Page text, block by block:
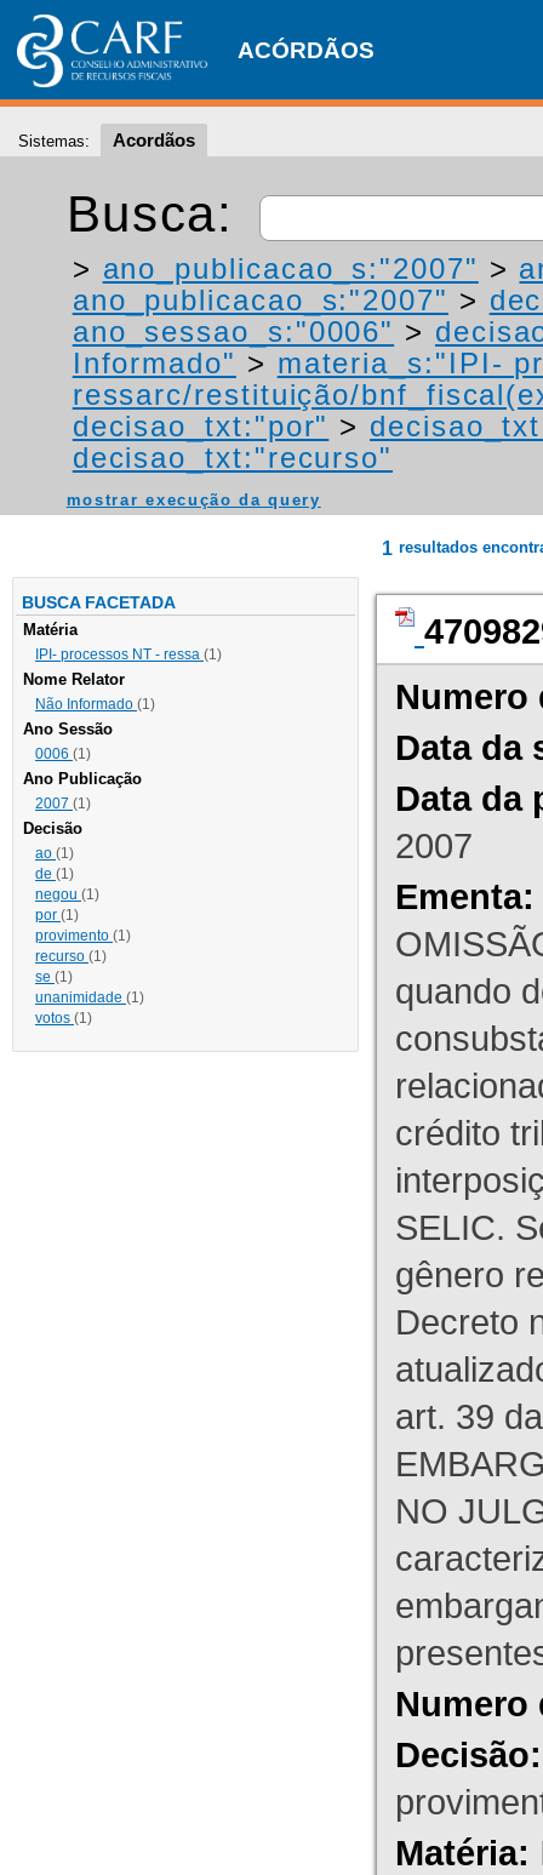
ACÓRDÃOS
Sistemas: Acordãos
Busca:
> ano_publicacao_s:"2007" >
ano_publicacao_s:"2007" >
ano_sessao_s:"0006" >
Informado" > materia_s:"IPI-
ressarc/restituição/
decisao_txt:"por" >
decisao_txt:"recurso"
mostrar execução da query
BUSCA FACETADA
Matéria
IPI- processos NT - ressa (1)
Nome Relator
Não Informado (1)
Ano Sessão
0006 (1)
Ano Publicação
2007 (1)
Decisão
ao (1)
de (1)
negou (1)
por (1)
provimento (1)
recurso (1)
se (1)
unanimidade (1)
votos (1)
1 resultados
Numero
Data da
Data da
2007
Ementa:
quando
crédito
SELIC.
gênero
Decreto
art. 39
NO
Numero
Decisão:
Matéria: